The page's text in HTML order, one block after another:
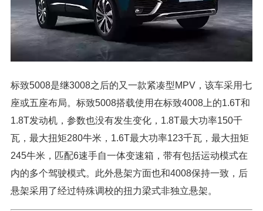
标致5008是继3008之后的又一款紧凑型MPV，该车采用七
座或五座布局。标致5008搭载使用在标致4008上的1.6T和
1.8T发动机，参数也没有发生变化，1.8T最大功率150千
瓦，最大扭矩280牛米，1.6T最大功率123千瓦，最大扭矩
245牛米，匹配6速手自一体变速箱，带有包括运动模式在
内的多个驾驶模式。此外悬架方面也和4008保持一致，后
悬架采用了经过特殊调校的扭力梁式非独立悬架。